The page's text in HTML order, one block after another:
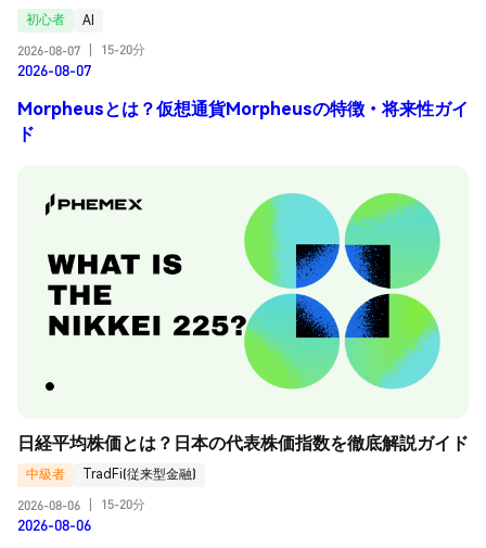
初心者
AI
2026-08-07
15-20分
2026-08-07
Morpheusとは？仮想通貨Morpheusの特徴・将来性ガイ
ド
日経平均株価とは？日本の代表株価指数を徹底解説ガイド
中級者
TradFi(従来型金融)
2026-08-06
15-20分
2026-08-06